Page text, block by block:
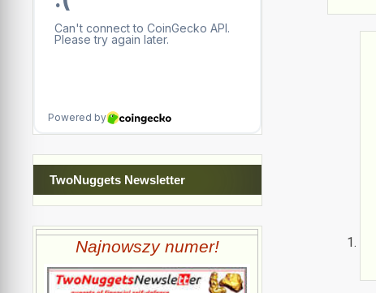
TwoNuggets Newsletter
Najnowszy numer!